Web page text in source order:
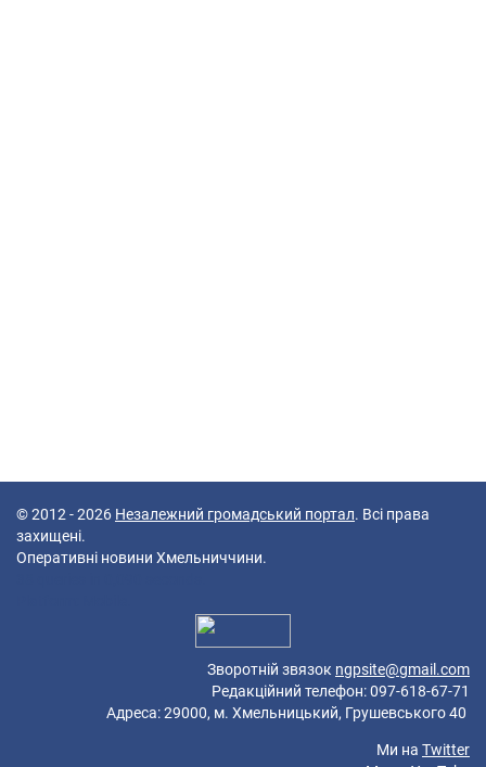
© 2012 - 2026 Незалежний громадський портал. Всі права
захищені.
Оперативні новини Хмельниччини.
Зворотній звязок ngpsite@gmail.com
Редакційний телефон: 097-618-67-71
Адреса: 29000, м. Хмельницький, Грушевського 40
Ми на Twitter